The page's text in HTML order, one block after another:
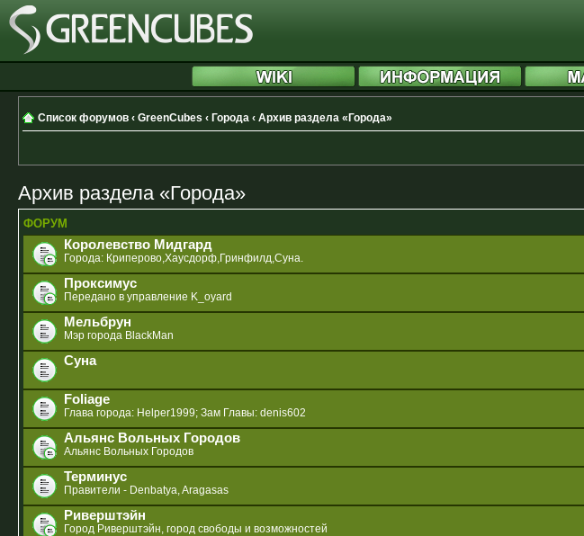
Список форумов ‹ GreenCubes ‹ Города ‹ Архив раздела «Города»
Архив раздела «Города»
ФОРУМ
Королевство Мидгард
Города: Криперово,Хаусдорф,Гринфилд,Суна.
Проксимус
Передано в управление K_oyard
Мельбрун
Мэр города BlackMan
Суна
Foliage
Глава города: Helper1999; Зам Главы: denis602
Альянс Вольных Городов
Альянс Вольных Городов
Терминус
Правители - Denbatya, Aragasas
Риверштэйн
Город Риверштэйн, город свободы и возможностей